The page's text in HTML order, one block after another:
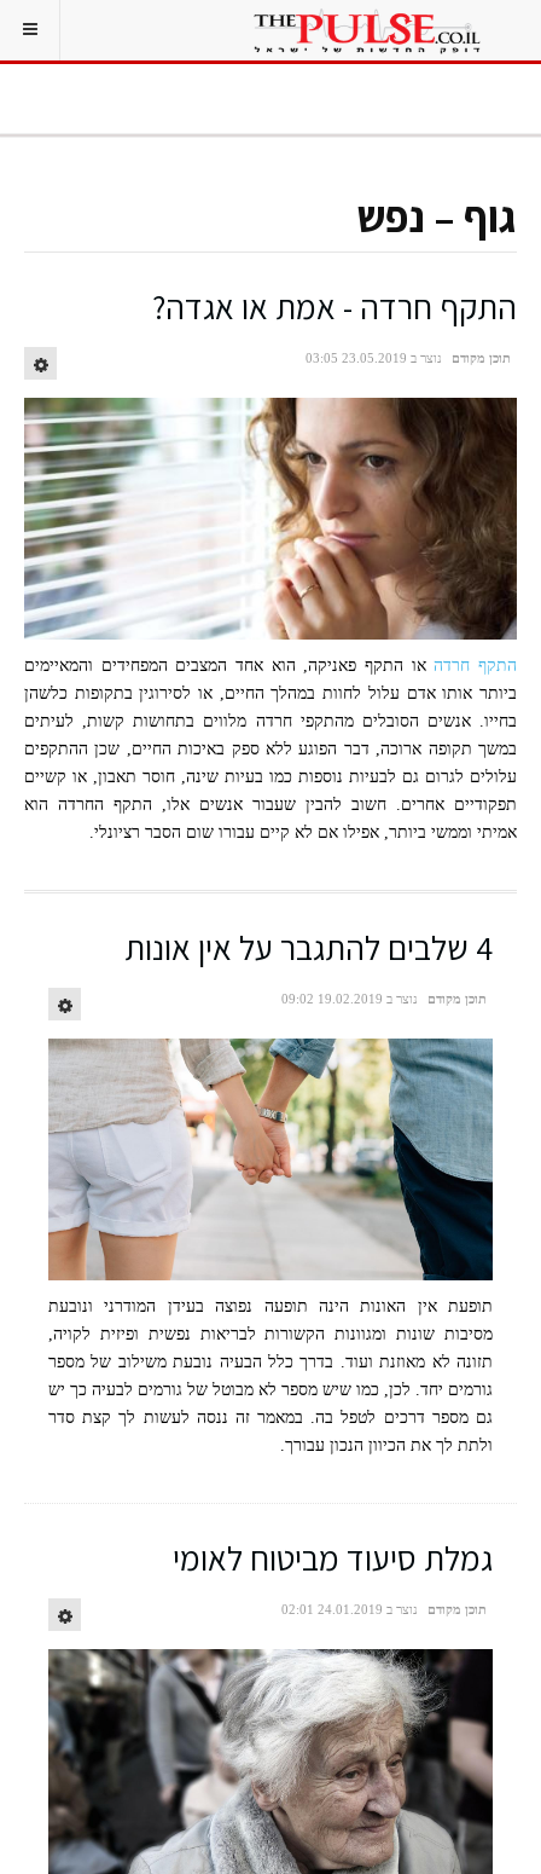
גוף – נפש
התקף חרדה - אמת או אגדה?
תוכן מקודם נוצר ב 23.05.2019 03:05
התקף חרדהאו התקף פאניקה, הוא אחד המצבים המפחידים והמאיימים
ביותר אותו אדם עלול לחוות במהלך החיים, או לסירוגין בתקופות כלשהן
בחייו. אנשים הסובלים מהתקפי חרדה מלווים בתחושות קשות, לעיתים
במשך תקופה ארוכה, דבר הפוגע ללא ספק באיכות החיים, שכן ההתקפים
עלולים לגרום גם לבעיות נוספות כמו בעיות שינה, חוסר תאבון, או קשיים
תפקודיים אחרים. חשוב להבין שעבור אנשים אלו, התקף החרדה הוא
אמיתי וממשי ביותר, אפילו אם לא קיים עבורו שום הסבר רציונלי.
4 שלבים להתגבר על אין אונות
תוכן מקודם נוצר ב 19.02.2019 09:02
תופעת אין האונות הינה תופעה נפוצה בעידן המודרני ונובעת
מסיבות שונות ומגוונות הקשורות לבריאות נפשית ופיזית לקויה,
תזונה לא מאוזנת ועוד. בדרך כלל הבעיה נובעת משילוב של מספר
גורמים יחד. לכן, כמו שיש מספר לא מבוטל של גורמים לבעיה כך יש
גם מספר דרכים לטפל בה. במאמר זה ננסה לעשות לך קצת סדר
ולתת לך את הכיוון הנכון עבורך.
גמלת סיעוד מביטוח לאומי
תוכן מקודם נוצר ב 24.01.2019 02:01